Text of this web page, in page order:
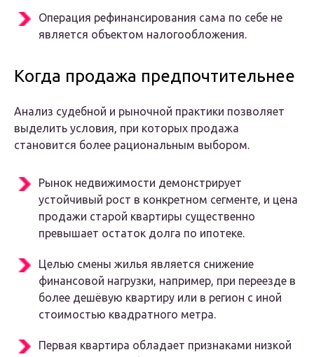
Операция рефинансирования сама по себе не
является объектом налогообложения.
Когда продажа предпочтительнее
Анализ судебной и рыночной практики позволяет
выделить условия, при которых продажа
становится более рациональным выбором.
Рынок недвижимости демонстрирует
устойчивый рост в конкретном сегменте, и цена
продажи старой квартиры существенно
превышает остаток долга по ипотеке.
Целью смены жилья является снижение
финансовой нагрузки, например, при переезде в
более дешёвую квартиру или в регион с иной
стоимостью квадратного метра.
Первая квартира обладает признаками низкой